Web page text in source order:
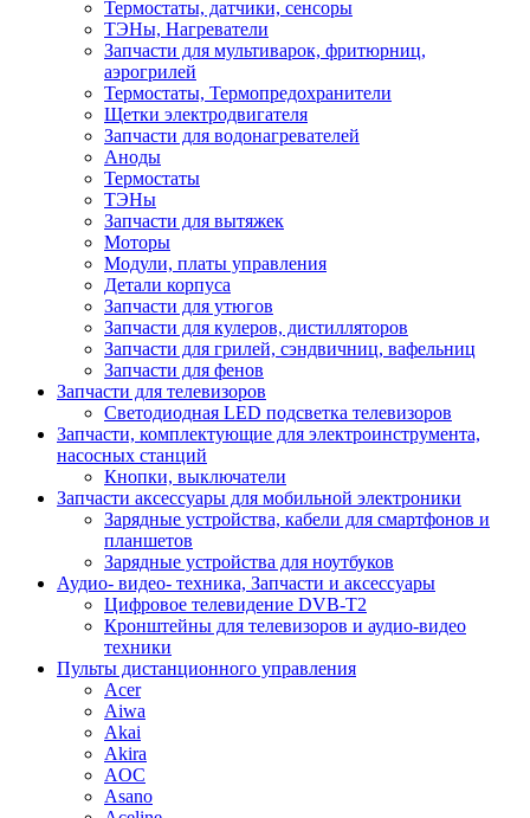
Термостаты, датчики, сенсоры
ТЭНы, Нагреватели
Запчасти для мультиварок, фритюрниц,
аэрогрилей
Термостаты, Термопредохранители
Щетки электродвигателя
Запчасти для водонагревателей
Аноды
Термостаты
ТЭНы
Запчасти для вытяжек
Моторы
Модули, платы управления
Детали корпуса
Запчасти для утюгов
Запчасти для кулеров, дистилляторов
Запчасти для грилей, сэндвичниц, вафельниц
Запчасти для фенов
Запчасти для телевизоров
Светодиодная LED подсветка телевизоров
Запчасти, комплектующие для электроинструмента,
насосных станций
Кнопки, выключатели
Запчасти аксессуары для мобильной электроники
Зарядные устройства, кабели для смартфонов и
планшетов
Зарядные устройства для ноутбуков
Аудио- видео- техника, Запчасти и аксессуары
Цифровое телевидение DVB-T2
Кронштейны для телевизоров и аудио-видео
техники
Пульты дистанционного управления
Acer
Aiwa
Akai
Akira
AOC
Asano